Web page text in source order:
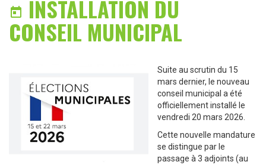
 INSTALLATION DU
CONSEIL MUNICIPAL
Suite au scrutin du 15
mars dernier, le nouveau
conseil municipal a été
officiellement installé le
vendredi 20 mars 2026.
Cette nouvelle mandature
se distingue par le
passage à 3 adjoints (au